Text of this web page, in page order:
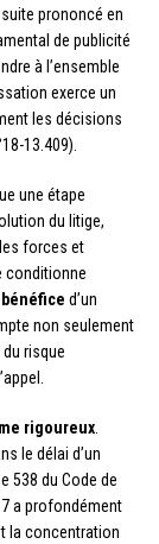
prononcé en
de publicité
à l’ensemble
exerce un
les décisions
13.409).
une étape
du litige,
forces et
conditionne
d’un
non seulement
risque
rigoureux
le délai d’un
538 du Code de
a profondément
la concentration